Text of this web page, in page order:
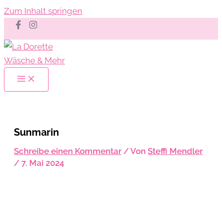
Zum Inhalt springen
Sunmarin
Schreibe einen Kommentar / Von Steffi Mendler
/ 7. Mai 2024